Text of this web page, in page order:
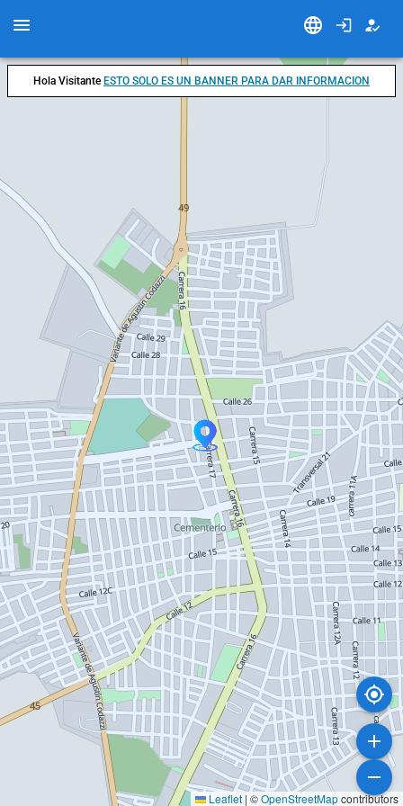
Leaflet | ©OpenStreetMapcontributors
Hola Visitante ESTO SOLO ES UN BANNER PARA DAR INFORMACION